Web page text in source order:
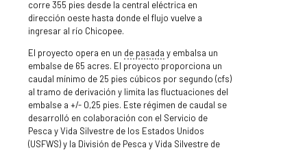
corre 355 pies desde la central eléctrica en
dirección oeste hasta donde el flujo vuelve a
ingresar al río Chicopee.
El proyecto opera en un de pasada y embalsa un
embalse de 65 acres. El proyecto proporciona un
caudal mínimo de 25 pies cúbicos por segundo (cfs)
al tramo de derivación y limita las fluctuaciones del
embalse a +/- 0,25 pies. Este régimen de caudal se
desarrolló en colaboración con el Servicio de
Pesca y Vida Silvestre de los Estados Unidos
(USFWS) y la División de Pesca y Vida Silvestre de